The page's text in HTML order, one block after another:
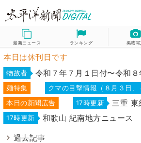
最新ニュース ランキング 掲載写
本日は休刊日です
物故者 令和７年７月１日付〜令和
麺特集 クマの目撃情報（８月３日、
本日の新聞広告 17時更新 三重 東
17時更新 和歌山 紀南地方ニュース
過去記事